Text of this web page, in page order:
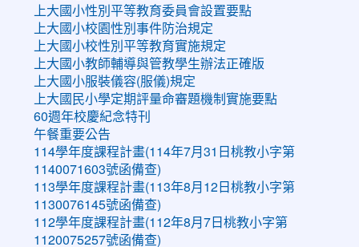
上大國小性別平等教育委員會設置要點
上大國小校園性別事件防治規定
上大國小校性別平等教育實施規定
上大國小教師輔導與管教學生辦法正確版
上大國小服裝儀容(服儀)規定
上大國民小學定期評量命審題機制實施要點
60週年校慶紀念特刊
午餐重要公告
114學年度課程計畫(114年7月31日桃教小字第
1140071603號函備查)
113學年度課程計畫(113年8月12日桃教小字第
1130076145號函備查)
112學年度課程計畫(112年8月7日桃教小字第
1120075257號函備查)